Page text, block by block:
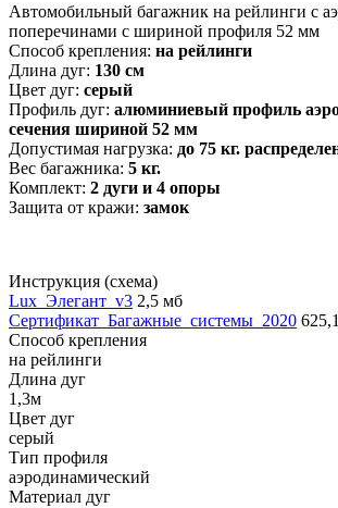
Автомобильный багажник на рейлинги с
поперечинами с шириной профиля 52 мм
Способ крепления: на рейлинги
Длина дуг: 130 см
Цвет дуг: серый
Профиль дуг: алюминиевый профиль
сечения шириной 52 мм
Допустимая нагрузка: до 75 кг.
Вес багажника: 5 кг.
Комплект: 2 дуги и 4 опоры
Защита от кражи: замок
Инструкция (схема)
Lux_Элегант_v3 2,5 мб
Сертификат_Багажные_системы_2020
Способ крепления
на рейлинги
Длина дуг
1,3м
Цвет дуг
серый
Тип профиля
аэродинамический
Материал дуг